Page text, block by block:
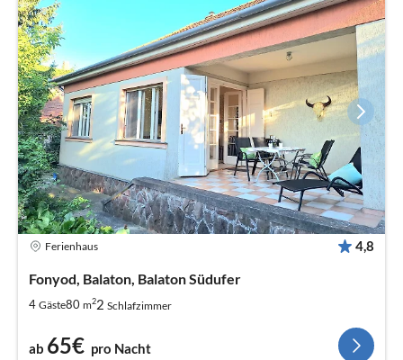
Ferienhaus 4,8
Fonyod, Balaton, Balaton Südufer
4 Gäste80 m22 Schlafzimmer
ab 65€ pro Nacht